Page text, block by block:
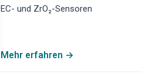
EC- und ZrO₂-Sensoren
Mehr erfahren →